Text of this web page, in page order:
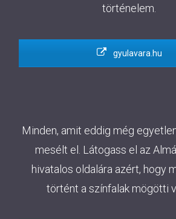
történelem.
gyulavara.hu
Minden, amit eddig még
mesélt el. Látogass el az
hivatalos oldalára azért, hogy
történt a színfalak mögötti